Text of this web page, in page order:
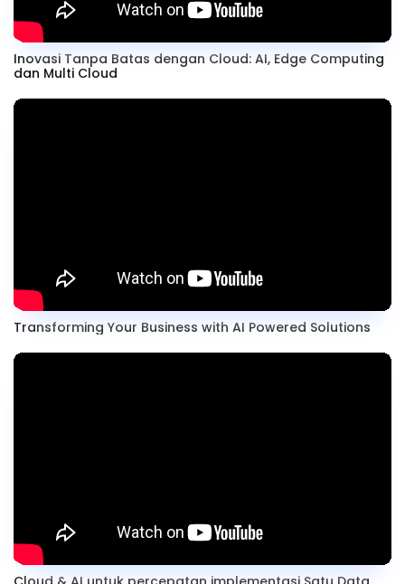
Inovasi Tanpa Batas dengan Cloud: AI, Edge Computing
dan Multi Cloud
Transforming Your Business with AI Powered Solutions